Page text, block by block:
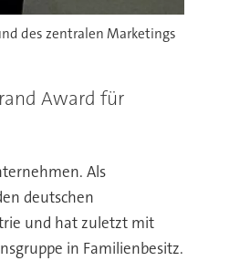
des zentralen Marketings
Award für
Als
deutschen
und hat zuletzt mit
in Familienbesitz.